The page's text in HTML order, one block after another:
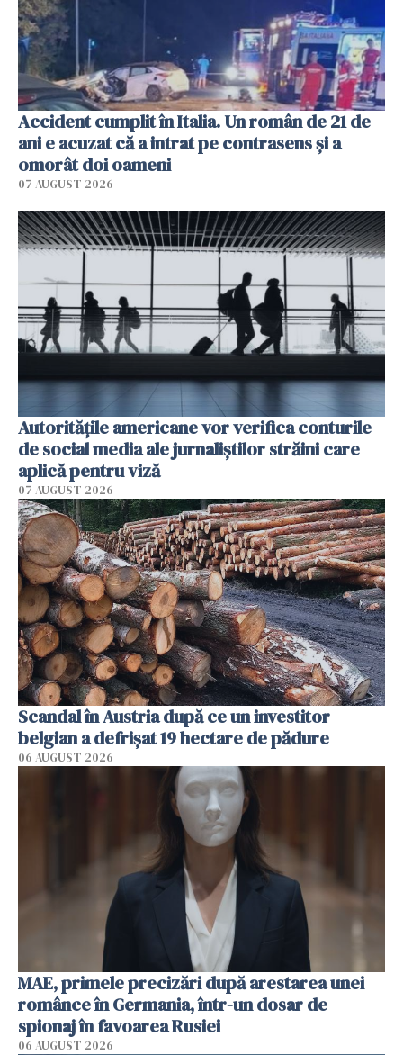
Accident cumplit în Italia. Un român de 21 de
ani e acuzat că a intrat pe contrasens și a
omorât doi oameni
07 AUGUST 2026
Autorităţile americane vor verifica conturile
de social media ale jurnaliştilor străini care
aplică pentru viză
07 AUGUST 2026
Scandal în Austria după ce un investitor
belgian a defrișat 19 hectare de pădure
06 AUGUST 2026
MAE, primele precizări după arestarea unei
românce în Germania, într-un dosar de
spionaj în favoarea Rusiei
06 AUGUST 2026